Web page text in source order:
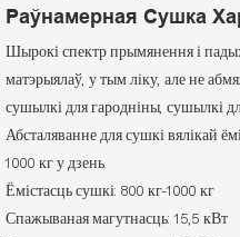
Раўнамерная Сушка
Шырокі спектр прымянення і
матэрыялаў, у тым ліку, але не
сушылкі для гародніны, сушылкі
Абсталяванне для сушкі вялікай
1000 кг у дзень.
Ёмістасць сушкі: 800 кг-1000 кг
Спажываная магутнасць: 15,5 кВт